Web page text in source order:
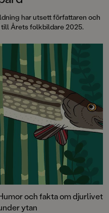
har utsett författaren och
Årets folkbildare 2025.
och fakta om djurlivet
ytan